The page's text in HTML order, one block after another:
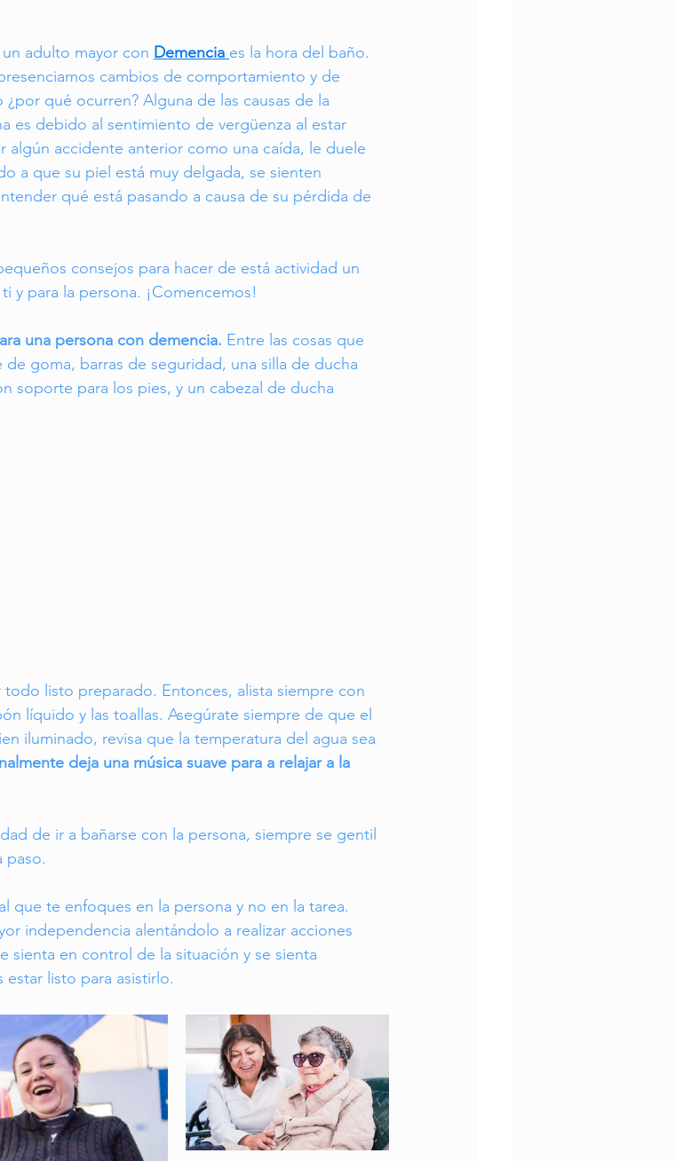
adulto mayor con Demencia es la hora del baño.
cambios de comportamiento y de
qué ocurren? Alguna de las causas de la
es debido al sentimiento de vergüenza al estar
accidente anterior como una caída, le duele
a que su piel está muy delgada, se sienten
qué está pasando a causa de su pérdida de
consejos para hacer de está actividad un
y para la persona. ¡Comencemos!
una persona con demencia. Entre las cosas que
goma, barras de seguridad, una silla de ducha
soporte para los pies, y un cabezal de ducha
listo preparado. Entonces, alista siempre con
líquido y las toallas. Asegúrate siempre de que el
iluminado, revisa que la temperatura del agua sea
deja una música suave para a relajar a la
de ir a bañarse con la persona, siempre se gentil
paso.
que te enfoques en la persona y no en la tarea.
independencia alentándolo a realizar acciones
sienta en control de la situación y se sienta
listo para asistirlo.